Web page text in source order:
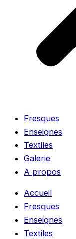
Fresques
Enseignes
Textiles
Galerie
A propos
Accueil
Fresques
Enseignes
Textiles